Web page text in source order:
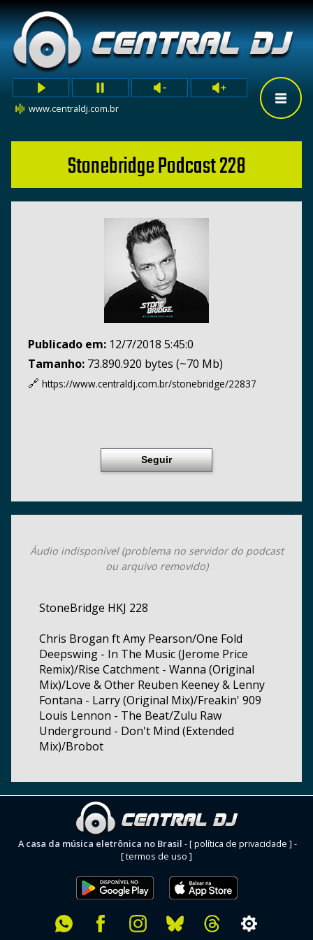
www.centraldj.com.br
Stonebridge Podcast 228
Publicado em: 12/7/2018 5:45:0
Tamanho: 73.890.920 bytes (~70 Mb)
🔗 https://www.centraldj.com.br/stonebridge/22837
Seguir
Áudio indisponível (problema no servidor do podcast
ou arquivo removido)
StoneBridge HKJ 228
Chris Brogan ft Amy Pearson/One Fold
Deepswing - In The Music (Jerome Price
Remix)/Rise Catchment - Wanna (Original
Mix)/Love & Other Reuben Keeney & Lenny
Fontana - Larry (Original Mix)/Freakin' 909
Louis Lennon - The Beat/Zulu Raw
Underground - Don't Mind (Extended
Mix)/Brobot
A casa da música eletrônica no Brasil -[ política de privacidade ] -
[ termos de uso ]